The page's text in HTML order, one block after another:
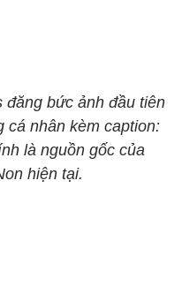
đăng bức ảnh đầu tiên
cá nhân kèm caption:
là nguồn gốc của
hiện tại.